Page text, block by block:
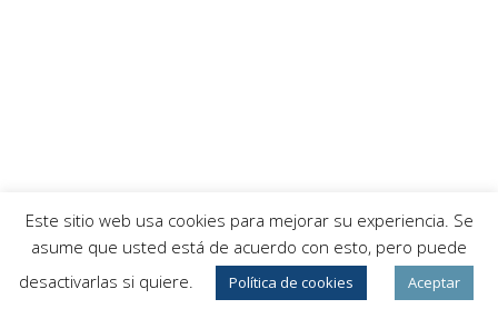
Este sitio web usa cookies para mejorar su experiencia. Se
asume que usted está de acuerdo con esto, pero puede
desactivarlas si quiere.
Política de cookies Aceptar